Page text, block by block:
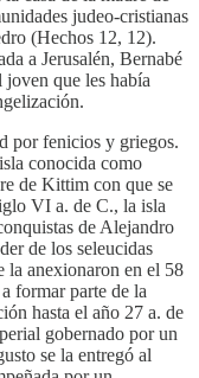
judeo-cristianas
(Hechos 12, 12).
a Jerusalén, Bernabé
joven que les había
por fenicios y griegos.
conocida como
de Kittim con que se
VI a. de C., la isla
de Alejandro
de los seleucidas
la anexionaron en el 58
formar parte de la
hasta el año 27 a. de
gobernado por un
se la entregó al